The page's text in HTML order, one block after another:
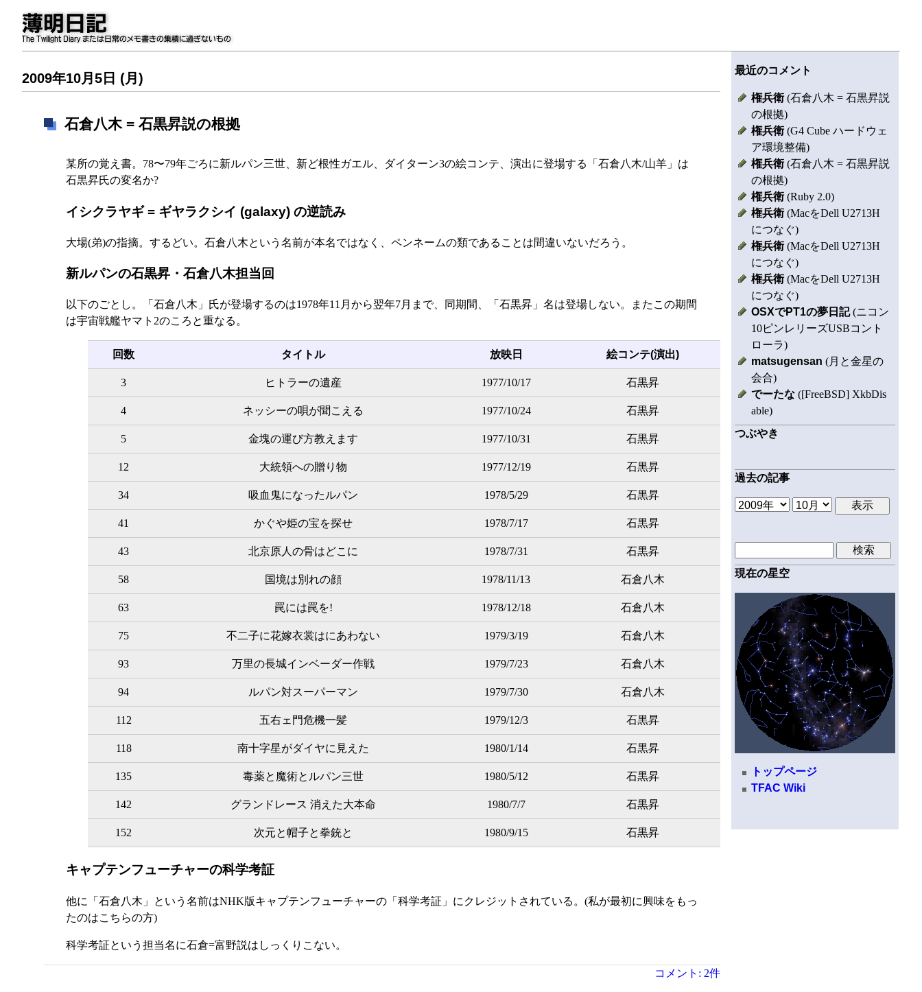
2009年10月5日 (月)
石倉八木 = 石黒昇説の根拠
某所の覚え書。78〜79年ごろに新ルパン三世、新ど根性ガエル、ダイターン3の絵コンテ、演出に登場する「石倉八木/山羊」は
石黒昇氏の変名か?
イシクラヤギ = ギヤラクシイ (galaxy) の逆読み
大場(弟)の指摘。するどい。石倉八木という名前が本名ではなく、ペンネームの類であることは間違いないだろう。
新ルパンの石黒昇・石倉八木担当回
以下のごとし。「石倉八木」氏が登場するのは1978年11月から翌年7月まで、同期間、「石黒昇」名は登場しない。またこの期間
は宇宙戦艦ヤマト2のころと重なる。
回数 タイトル 放映日 絵コンテ(演出)
3 ヒトラーの遺産 1977/10/17 石黒昇
4 ネッシーの唄が聞こえる 1977/10/24 石黒昇
5 金塊の運び方教えます 1977/10/31 石黒昇
12 大統領への贈り物 1977/12/19 石黒昇
34 吸血鬼になったルパン 1978/5/29 石黒昇
41 かぐや姫の宝を探せ 1978/7/17 石黒昇
43 北京原人の骨はどこに 1978/7/31 石黒昇
58 国境は別れの顔 1978/11/13 石倉八木
63 罠には罠を! 1978/12/18 石倉八木
75 不二子に花嫁衣裳はにあわない 1979/3/19 石倉八木
93 万里の長城インベーダー作戦 1979/7/23 石倉八木
94 ルパン対スーパーマン 1979/7/30 石倉八木
112 五右ェ門危機一髪 1979/12/3 石黒昇
118 南十字星がダイヤに見えた 1980/1/14 石黒昇
135 毒薬と魔術とルパン三世 1980/5/12 石黒昇
142 グランドレース 消えた大本命 1980/7/7 石黒昇
152 次元と帽子と拳銃と 1980/9/15 石黒昇
キャプテンフューチャーの科学考証
他に「石倉八木」という名前はNHK版キャプテンフューチャーの「科学考証」にクレジットされている。(私が最初に興味をもっ
たのはこちらの方)
科学考証という担当名に石倉=富野説はしっくりこない。
コメント: 2件
最近のコメント
権兵衛(石倉八木 = 石黒昇説
の根拠)
権兵衛(G4 Cube ハードウェ
ア環境整備)
権兵衛(石倉八木 = 石黒昇説
の根拠)
権兵衛(Ruby 2.0)
権兵衛(MacをDell U2713H
につなぐ)
権兵衛(MacをDell U2713H
につなぐ)
権兵衛(MacをDell U2713H
につなぐ)
OSXでPT1の夢日記(ニコン
10ピンレリーズUSBコント
ローラ)
matsugensan (月と金星の
会合)
でーたな ([FreeBSD] XkbDis
able)
つぶやき
過去の記事
現在の星空
トップページ
TFAC Wiki